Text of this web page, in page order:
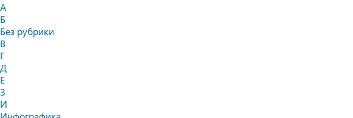
А
Б
Без рубрики
В
Г
Д
Е
З
И